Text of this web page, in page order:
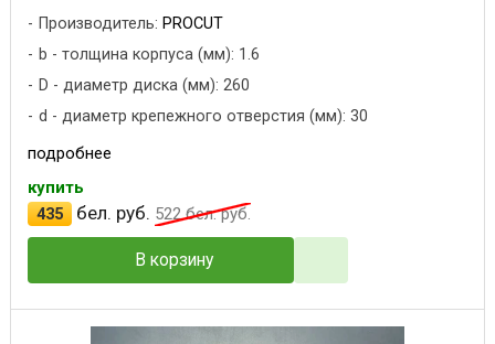
Производитель: PROCUT
b - толщина корпуса (мм): 1.6
D - диаметр диска (мм): 260
d - диаметр крепежного отверстия (мм): 30
подробнее
купить
435
бел. руб. 522бел. руб.
В корзину